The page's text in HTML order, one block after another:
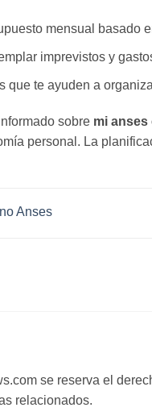
mensual basado
imprevistos y
que te ayuden a
sobre mi
personal. La
Anses
se reserva el
relacionados.